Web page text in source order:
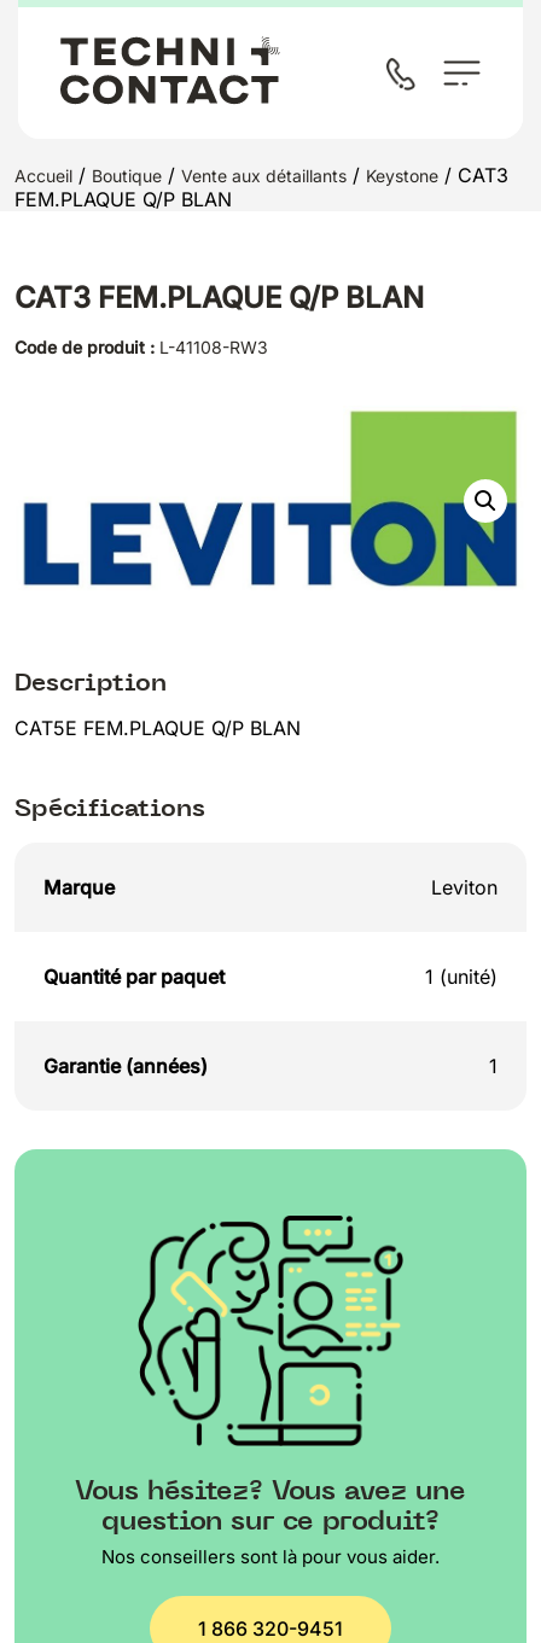
Accueil / Boutique / Vente aux détaillants / Keystone / CAT3
FEM.PLAQUE Q/P BLAN
CAT3 FEM.PLAQUE Q/P BLAN
Code de produit : L-41108-RW3
Description
CAT5E FEM.PLAQUE Q/P BLAN
Spécifications
Marque Leviton
Quantité par paquet 1 (unité)
Garantie (années) 1
Vous hésitez? Vous avez une
question sur ce produit?
Nos conseillers sont là pour vous aider.
1 866 320-9451